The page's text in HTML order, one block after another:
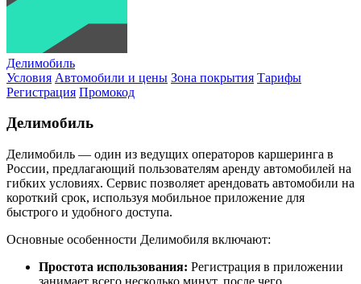
Делимобиль
Условия Автомобили и цены Зона покрытия Тарифы
Регистрация Промокод
Делимобиль
Делимобиль — один из ведущих операторов каршеринга в
России, предлагающий пользователям аренду автомобилей на
гибких условиях. Сервис позволяет арендовать автомобили на
короткий срок, используя мобильное приложение для
быстрого и удобного доступа.
Основные особенности Делимобиля включают:
Простота использования: Регистрация в приложении
занимает всего несколько минут, после чего